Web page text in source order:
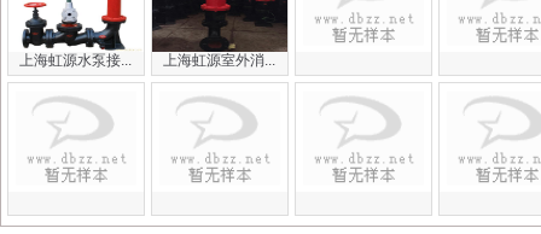
上海虹源水泵接... 上海虹源室外消...